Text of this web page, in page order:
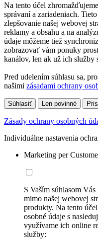
Na tento účel
správaní a zariadeniach.
zlepšovanie našej webovej
reklamy a obsahu a na
údaje môžeme tiež
zobrazovať vám ponuky
kanálov, len ak už ich služby
Pred udelením súhlasu sa,
našimi zásadami ochrany
Súhlasiť Len povinné
Zásady ochrany osobných
Individuálne nastavenia
Marketing per
S Vaším súhlasom
mimo našej webovej
produkty. Na tento
osobné údaje s
využívame ich online
služby: